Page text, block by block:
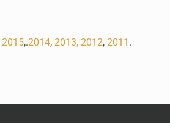
2015,.2014, 2013, 2012, 2011 .